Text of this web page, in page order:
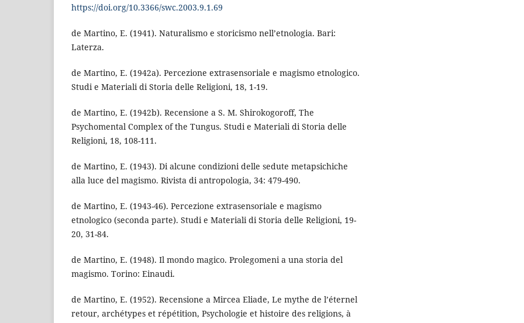
https://doi.org/10.3366/swc.2003.9.1.69
de Martino, E. (1941). Naturalismo e storicismo nell’etnologia. Bari:
Laterza.
de Martino, E. (1942a). Percezione extrasensoriale e magismo etnologico.
Studi e Materiali di Storia delle Religioni, 18, 1-19.
de Martino, E. (1942b). Recensione a S. M. Shirokogoroff, The
Psychomental Complex of the Tungus. Studi e Materiali di Storia delle
Religioni, 18, 108-111.
de Martino, E. (1943). Di alcune condizioni delle sedute metapsichiche
alla luce del magismo. Rivista di antropologia, 34: 479-490.
de Martino, E. (1943-46). Percezione extrasensoriale e magismo
etnologico (seconda parte). Studi e Materiali di Storia delle Religioni, 19-
20, 31-84.
de Martino, E. (1948). Il mondo magico. Prolegomeni a una storia del
magismo. Torino: Einaudi.
de Martino, E. (1952). Recensione a Mircea Eliade, Le mythe de l’éternel
retour, archétypes et répétition, Psychologie et histoire des religions, à